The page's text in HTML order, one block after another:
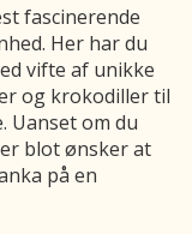
fascinerende
Her har du
vifte af unikke
og krokodiller til
Uanset om du
blot ønsker at
på en